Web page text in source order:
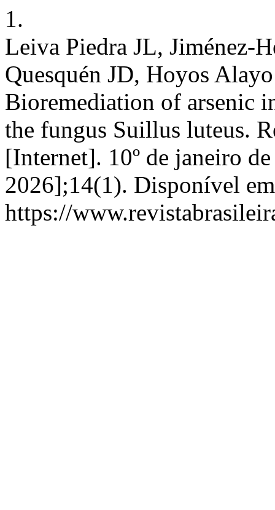
1.
Leiva Piedra JL, Jiménez-
Quesquén JD, Hoyos
Bioremediation of arsenic
the fungus Suillus luteus.
[Internet]. 10º de janeiro
2026];14(1). Disponível
https://